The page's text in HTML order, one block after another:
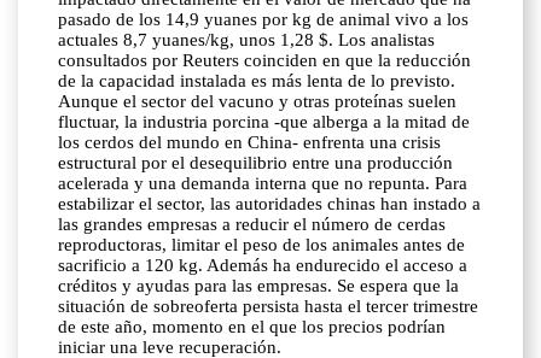
pasado de los 14,9 yuanes por kg de animal vivo a los
actuales 8,7 yuanes/kg, unos 1,28 $. Los analistas
consultados por Reuters coinciden en que la reducción
de la capacidad instalada es más lenta de lo previsto.
Aunque el sector del vacuno y otras proteínas suelen
fluctuar, la industria porcina -que alberga a la mitad de
los cerdos del mundo en China- enfrenta una crisis
estructural por el desequilibrio entre una producción
acelerada y una demanda interna que no repunta. Para
estabilizar el sector, las autoridades chinas han instado a
las grandes empresas a reducir el número de cerdas
reproductoras, limitar el peso de los animales antes de
sacrificio a 120 kg. Además ha endurecido el acceso a
créditos y ayudas para las empresas. Se espera que la
situación de sobreoferta persista hasta el tercer trimestre
de este año, momento en el que los precios podrían
iniciar una leve recuperación.